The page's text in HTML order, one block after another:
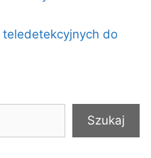
do
Szukaj